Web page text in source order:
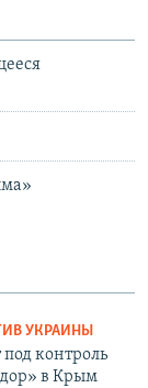
УКРАИНЫ
контроль
в Крым